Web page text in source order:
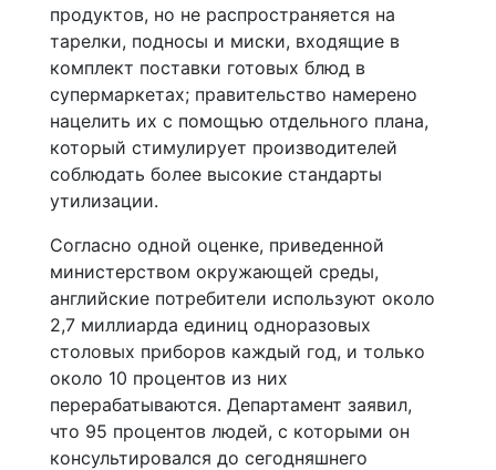
продуктов, но не распространяется на
тарелки, подносы и миски, входящие в
комплект поставки готовых блюд в
супермаркетах; правительство намерено
нацелить их с помощью отдельного плана,
который стимулирует производителей
соблюдать более высокие стандарты
утилизации.
Согласно одной оценке, приведенной
министерством окружающей среды,
английские потребители используют около
2,7 миллиарда единиц одноразовых
столовых приборов каждый год, и только
около 10 процентов из них
перерабатываются. Департамент заявил,
что 95 процентов людей, с которыми он
консультировался до сегодняшнего